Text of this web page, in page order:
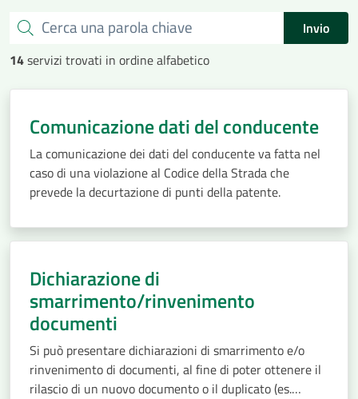
Cerca una parola chiave
Invio
14servizi trovati in ordine alfabetico
Comunicazione dati del conducente
La comunicazione dei dati del conducente va fatta nel
caso di una violazione al Codice della Strada che
prevede la decurtazione di punti della patente.
Dichiarazione di
smarrimento/rinvenimento
documenti
Si può presentare dichiarazioni di smarrimento e/o
rinvenimento di documenti, al fine di poter ottenere il
rilascio di un nuovo documento o il duplicato (es.